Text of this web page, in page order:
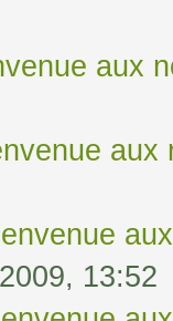
aux
aux
13:52